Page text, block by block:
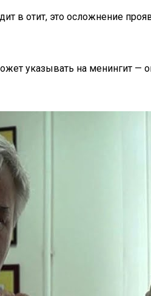
в отит, это осложнение
указывать на менингит